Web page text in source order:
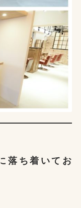
落ち着いてお